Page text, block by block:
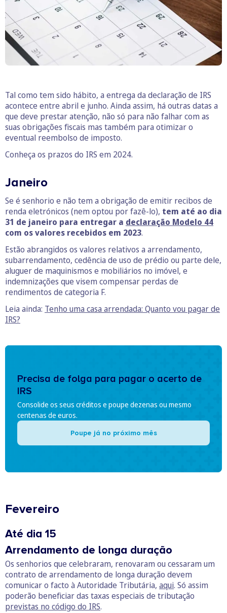
Tal como tem sido hábito, a entrega da declaração de IRS
acontece entre abril e junho. Ainda assim, há outras datas a
que deve prestar atenção, não só para não falhar com as
suas obrigações fiscais mas também para otimizar o
eventual reembolso de imposto.
Conheça os prazos do IRS em 2024.
Janeiro
Se é senhorio e não tem a obrigação de emitir recibos de
renda eletrónicos (nem optou por fazê-lo), tem até ao dia
31 de janeiro para entregar a declaração Modelo 44
com os valores recebidos em 2023.
Estão abrangidos os valores relativos a arrendamento,
subarrendamento, cedência de uso de prédio ou parte dele,
aluguer de maquinismos e mobiliários no imóvel, e
indemnizações que visem compensar perdas de
rendimentos de categoria F.
Leia ainda: Tenho uma casa arrendada: Quanto vou pagar de
IRS?
Precisa de folga para pagar o acerto de
IRS
Consolide os seus créditos e poupe dezenas ou mesmo
centenas de euros.
Poupe já no próximo mês
Fevereiro
Até dia 15
Arrendamento de longa duração
Os senhorios que celebraram, renovaram ou cessaram um
contrato de arrendamento de longa duração devem
comunicar o facto à Autoridade Tributária, aqui. Só assim
poderão beneficiar das taxas especiais de tributação
previstas no código do IRS.